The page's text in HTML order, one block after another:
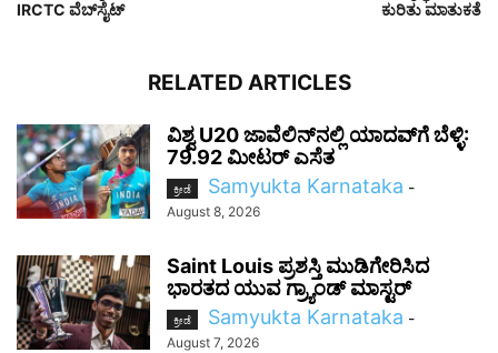
IRCTC ವೆಬ್‌ಸೈಟ್
ಕುರಿತು ಮಾತುಕತೆ
RELATED ARTICLES
ವಿಶ್ವ U20 ಜಾವೆಲಿನ್‌ನಲ್ಲಿ ಯಾದವ್‌ಗೆ ಬೆಳ್ಳಿ:
79.92 ಮೀಟರ್ ಎಸೆತ
ಕ್ರೀಡೆ Samyukta Karnataka -
August 8, 2026
Saint Louis ಪ್ರಶಸ್ತಿ ಮುಡಿಗೇರಿಸಿದ
ಭಾರತದ ಯುವ ಗ್ರ್ಯಾಂಡ್ ಮಾಸ್ಟರ್
ಕ್ರೀಡೆ Samyukta Karnataka -
August 7, 2026